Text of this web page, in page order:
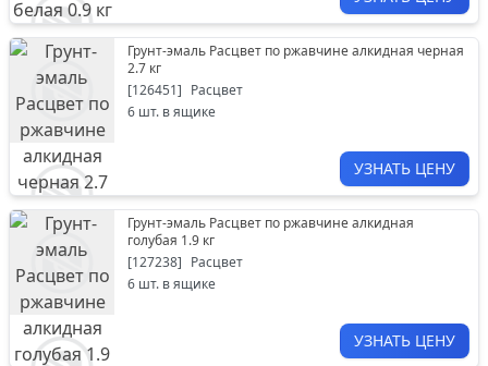
Грунт-эмаль Расцвет по ржавчине алкидная черная
2.7 кг
[126451] Расцвет
6 шт. в ящике
УЗНАТЬ ЦЕНУ
Грунт-эмаль Расцвет по ржавчине алкидная
голубая 1.9 кг
[127238] Расцвет
6 шт. в ящике
УЗНАТЬ ЦЕНУ